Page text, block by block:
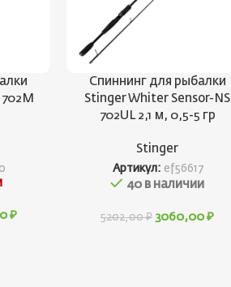
₽
Спиннинг для рыбалки
Stinger Whiter Sensor-NS
702UL 2,1 м, 0,5-5 гр
Stinger
Артикул: ef56617
40 в наличии
5202,00₽ 3060,00₽